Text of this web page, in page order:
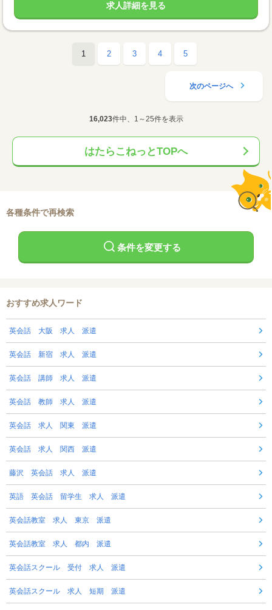
求人詳細を見る
1 2 3 4 5
次のページへ
16,023件中、1～25件を表示
はたらこねっとTOPへ
各種条件で再検索
条件を変更する
おすすめ求人ワード
英会話 大阪 求人 派遣
英会話 新宿 求人 派遣
英会話 講師 求人 派遣
英会話 教師 求人 派遣
英会話 求人 関東 派遣
英会話 求人 関西 派遣
藤沢 英会話 求人 派遣
英語 英会話 留学生 求人 派遣
英会話教室 求人 東京 派遣
英会話教室 求人 都内 派遣
英会話スクール 受付 求人 派遣
英会話スクール 求人 短期 派遣